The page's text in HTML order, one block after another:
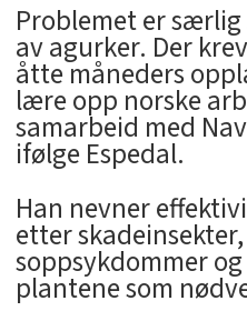
Problemet er
av agurker. Der
åtte måneders
lære opp norske
samarbeid med
ifølge Espedal.
Han nevner
etter
soppsykdommer
plantene som